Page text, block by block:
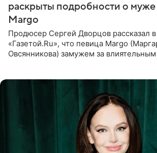
раскрыты подробности о
Margo
Продюсер Сергей Дворцов рассказал
«Газетой.Ru», что певица Margo
Овсянникова) замужем за влиятельным